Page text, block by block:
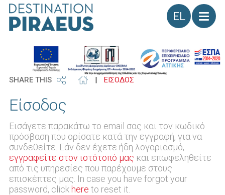
Γλώσσα
SHARE THIS | ΕΙΣΟΔΟΣ
Είσοδος
Εισάγετε παρακάτω το email σας και τον κωδικό
πρόσβαση που ορίσατε κατά την εγγραφή, για να
συνδεθείτε. Εάν δεν έχετε ήδη λογαριασμό,
εγγραφείτε στον ιστότοπό μας και επωφεληθείτε
από τις υπηρεσίες που παρέχουμε στους
επισκέπτες μας. In case you have forgot your
password, click here to reset it.